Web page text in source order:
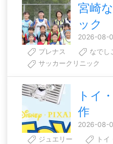
宮崎
ック
2026-08-
プレナス
なでし
サッカークリニック
トイ
作
2026-08-
ジュエリー
ト